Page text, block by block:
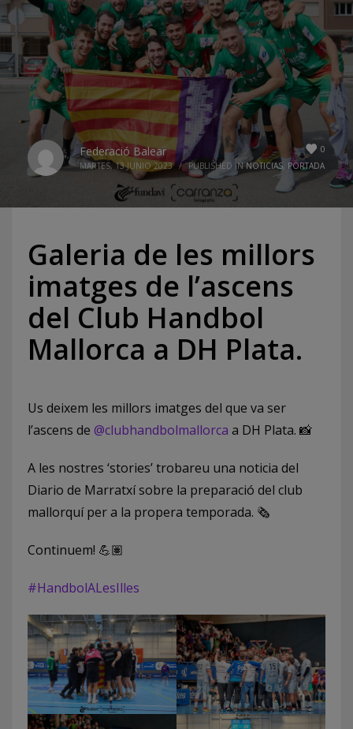
0
Federació Balear
MARTES, 13 JUNIO 2023 / PUBLISHED INNOTICIAS, PORTADA
Galeria de les millors
imatges de l’ascens
del Club Handbol
Mallorca a DH Plata.
Us deixem les millors imatges del que va ser
l’ascens de @clubhandbolmallorca a DH Plata. 📸
A les nostres ‘stories’ trobareu una noticia del
Diario de Marratxí sobre la preparació del club
mallorquí per a la propera temporada. 🗞️
Continuem! 💪🏽
#HandbolALesIlles